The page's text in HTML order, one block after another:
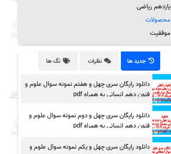
یازدهم ریاضی
محصولات
موفقیت
جدید ها نظرات تگ ها
دانلود رایگان سری چهل و هفتم نمونه سوال علوم و
فنون دهم انسانی به همراه pdf
دانلود رایگان سری چهل و دوم نمونه سوال علوم و
فنون دهم انسانی به همراه pdf
دانلود رایگان سری چهل و یکم نمونه سوال علوم و